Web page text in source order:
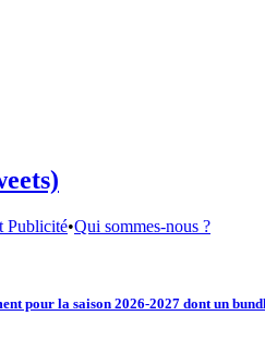
Publicité•Qui sommes-nous ?
de France à ...
pour la saison 2026-2027 dont un